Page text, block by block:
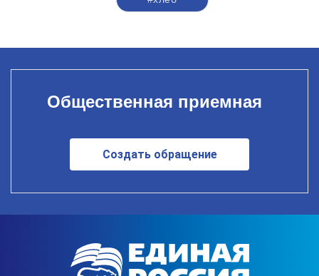
Общественная приемная
Создать обращение